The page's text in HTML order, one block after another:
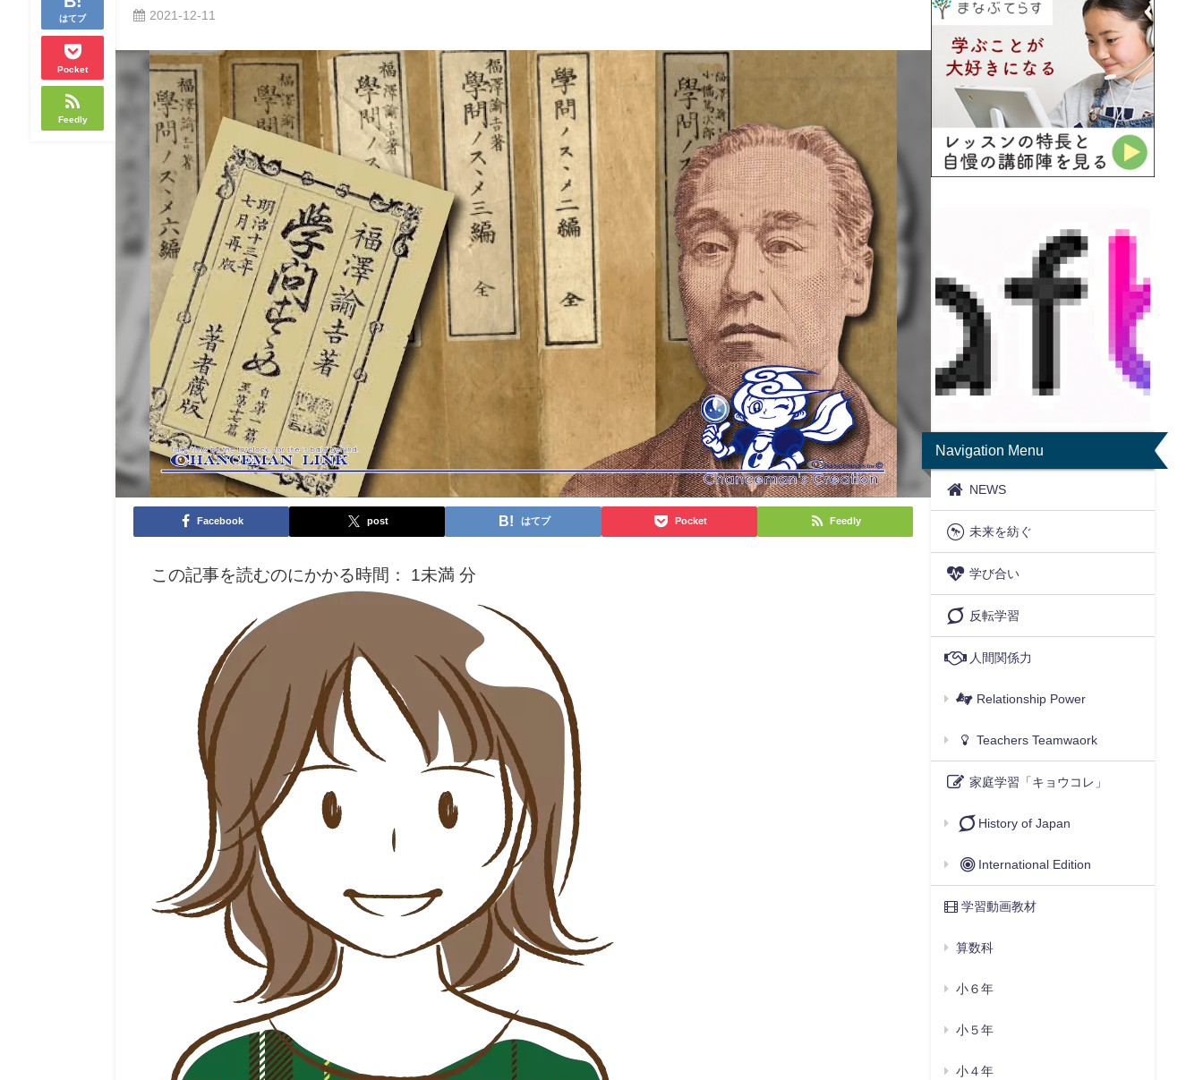
はてブ
Pocket
Feedly
2021-12-11
Facebook post はてブ Pocket Feedly
この記事を読むのにかかる時間： 1未満 分
Navigation Menu
NEWS
未来を紡ぐ
学び合い
反転学習
人間関係力
Relationship Power
Teachers Teamwaork
家庭学習「キョウコレ」
History of Japan
International Edition
学習動画教材
算数科
小６年
小５年
小４年